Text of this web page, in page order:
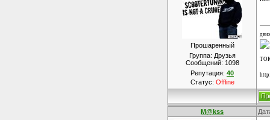
Прошаренный
Группа: Друзья
Сообщений: 1098
Репутация: 40
Статус: Offline
M@kss